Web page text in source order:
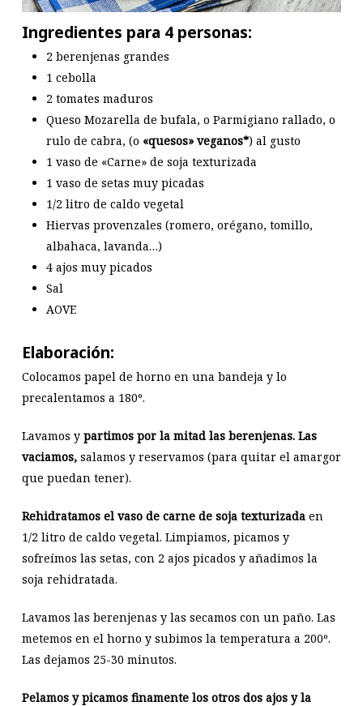
Ingredientes para 4 personas:
2 berenjenas grandes
1 cebolla
2 tomates maduros
Queso Mozarella de bufala, o Parmigiano rallado, o
rulo de cabra, (o «quesos» veganos*) al gusto
1 vaso de «Carne» de soja texturizada
1 vaso de setas muy picadas
1/2 litro de caldo vegetal
Hiervas provenzales (romero, orégano, tomillo,
albahaca, lavanda…)
4 ajos muy picados
Sal
AOVE
Elaboración:
Colocamos papel de horno en una bandeja y lo
precalentamos a 180º.
Lavamos y partimos por la mitad las berenjenas. Las
vaciamos,salamos y reservamos (para quitar el amargor
que puedan tener).
Rehidratamos el vaso de carne de soja texturizadaen
1/2 litro de caldo vegetal. Limpiamos, picamos y
sofreímos las setas, con 2 ajos picados y añadimos la
soja rehidratada.
Lavamos las berenjenas y las secamos con un paño. Las
metemos en el horno y subimos la temperatura a 200º.
Las dejamos 25-30 minutos.
Pelamos y picamos finamente los otros dos ajos y la